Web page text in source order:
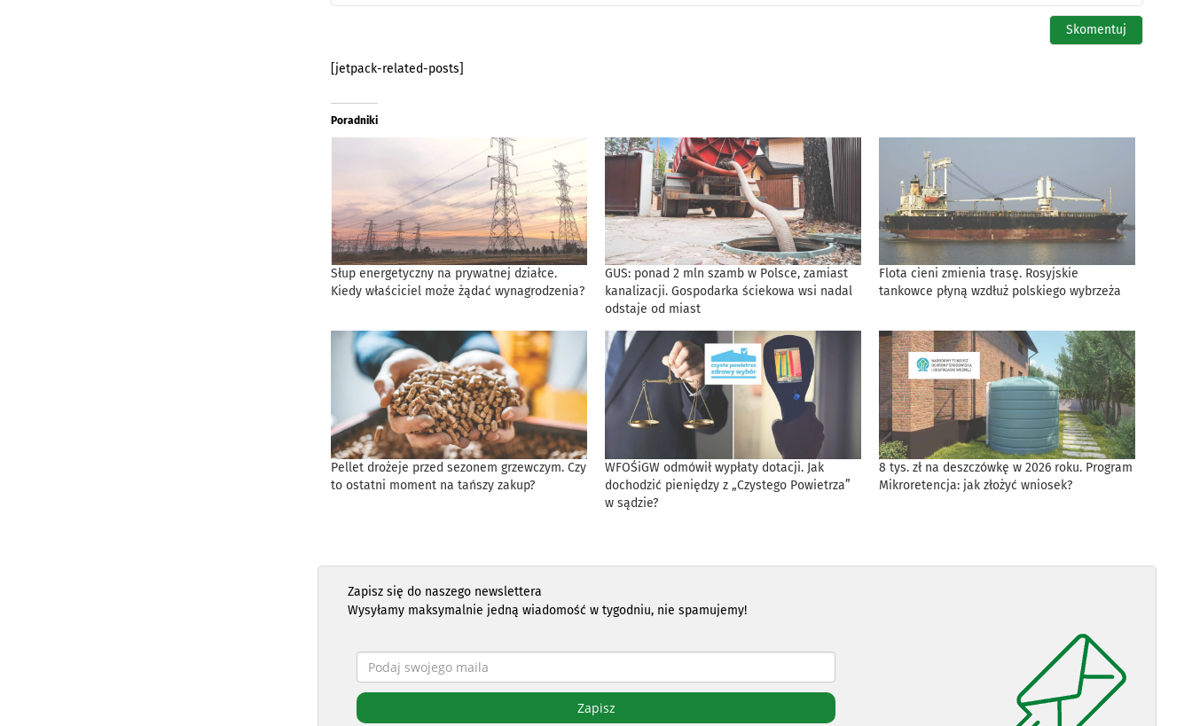
[jetpack-related-posts]
Poradniki
Słup energetyczny na prywatnej działce.
Kiedy właściciel może żądać wynagrodzenia?
GUS: ponad 2 mln szamb w Polsce, zamiast
kanalizacji. Gospodarka ściekowa wsi nadal
odstaje od miast
Flota cieni zmienia trasę. Rosyjskie
tankowce płyną wzdłuż polskiego wybrzeża
Pellet drożeje przed sezonem grzewczym. Czy
to ostatni moment na tańszy zakup?
WFOŚiGW odmówił wypłaty dotacji. Jak
dochodzić pieniędzy z „Czystego Powietrza”
w sądzie?
8 tys. zł na deszczówkę w 2026 roku. Program
Mikroretencja: jak złożyć wniosek?
Zapisz się do naszego newslettera
Wysyłamy maksymalnie jedną wiadomość w tygodniu, nie spamujemy!